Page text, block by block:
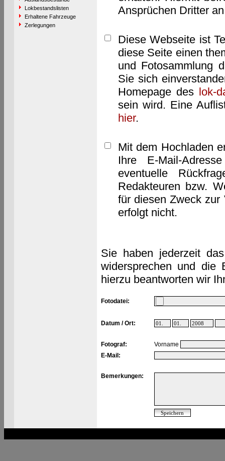
Lokbestandslisten
Erhaltene Fahrzeuge
Zerlegungen
Ansprüchen Dritter
Diese Webseite ist
diese Seite einen
und Fotosammlung
Sie sich
Homepage des lok-
sein wird. Eine
hier.
Mit dem Hochladen
Ihre E-Mail-
eventuelle
Redakteuren bzw.
für diesen Zweck zur
erfolgt nicht.
Sie haben jederzeit
widersprechen und die
hierzu beantworten wir
Fotodatei:
Datum / Ort:
Fotograf:
Vorname
E-Mail:
Bemerkungen: